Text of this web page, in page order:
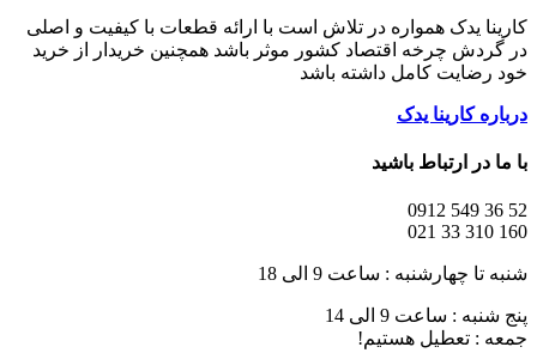
کارینا یدک همواره در تلاش است با ارائه قطعات با کیفیت و اصلی
در گردش چرخه اقتصاد کشور موثر باشد همچنین خریدار از خرید
خود رضایت کامل داشته باشد
درباره کارینا یدک
با ما در ارتباط باشید
52 36 549 0912
160 310 33 021
شنبه تا چهارشنبه : ساعت 9 الی 18
پنج شنبه : ساعت 9 الی 14
جمعه : تعطیل هستیم!